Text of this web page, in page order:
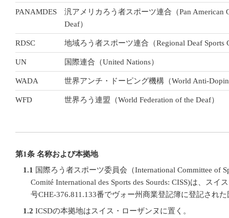
PANAMDES
汎アメリカろう者スポーツ連合（Pan American
Deaf）
RDSC 地域ろう者スポーツ連合（Regional Deaf Sports
UN 国際連合（United Nations）
WADA 世界アンチ・ドーピング機構（World Anti-
WFD 世界ろう連盟（World Federation of the Deaf）
第1条 名称および本拠地
1.1 国際ろう者スポーツ委員会（International Committee of
Comité International des Sports des Sourds: CISS)は、スイ
号CHE-376.811.133番でヴォー州商業登記簿に登記され
1.2 ICSDの本拠地はスイス・ローザンヌに置く。